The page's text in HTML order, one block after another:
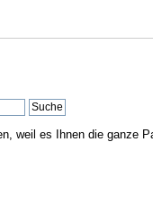
weil es Ihnen die ganze